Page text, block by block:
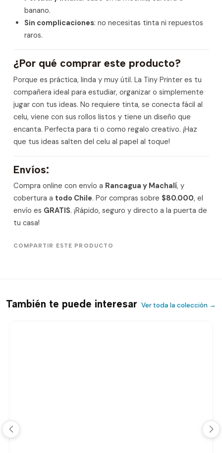
banano.
Sin complicaciones: no necesitas tinta ni repuestos
raros.
¿Por qué comprar este producto?
Porque es práctica, linda y muy útil. La Tiny Printer es tu
compañera ideal para estudiar, organizar o simplemente
jugar con tus ideas. No requiere tinta, se conecta fácil al
celu, viene con sus rollos listos y tiene un diseño que
encanta. Perfecta para ti o como regalo creativo. ¡Haz
que tus ideas salten del celu al papel al toque!
Envíos:
Compra online con envío a Rancagua y Machalí, y
cobertura a todo Chile. Por compras sobre $80.000, el
envío es GRATIS. ¡Rápido, seguro y directo a la puerta de
tu casa!
COMPARTIR ESTE PRODUCTO
También te puede interesar Ver toda la colección →